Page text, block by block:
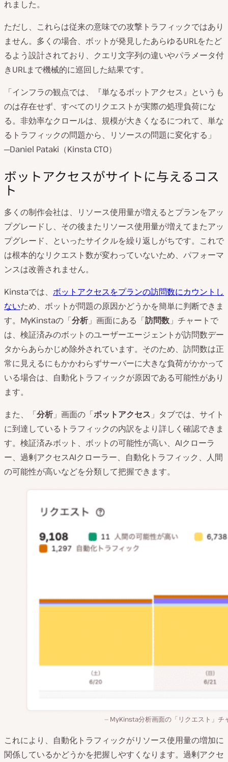
れました。
ただし、これらは従来の意味での攻撃トラフィックではあり
ません。多くの場合、ボットが発見したあらゆるURLをたど
るよう設計されており、クエリ文字列の違いやパラメータ付
きURLまで機械的に巡回した結果です。
「インフラの観点では、『単なるボットアクセス』というも
のは存在せず、すべてのリクエストが実際の処理負荷にな
る。非効率なクロールは、規模が大きくなるにつれて、単な
るトラフィックの問題から、リソースの問題に変化する」
─Daniel Pataki（Kinsta CTO）
ボットアクセスがサイトに与えるコス
ト
多くの制作会社は、リソース使用量が増えるとプランをアッ
プグレードし、その後またリソース使用量が増えてまたアッ
プグレード、といったサイクルを繰り返しがちです。これで
は根本的なリクエスト数が変わっていないため、パフォーマ
ンスは改善されません。
Kinstaでは、 ボットアクセスをプランの訪問数にカウントし
ないため、ボットが問題の原因かどうかを簡単に判断できま
す。MyKinstaの「分析 」画面にある「訪問数 」チャートで
は、検証済みのボットのユーザーエージェントが訪問数デー
タからあらかじめ除外されています。そのため、訪問数は正
常に見えるにもかかわらずサーバーに大きな負荷がかかって
いる場合は、自動化トラフィックが原因である可能性があり
ます。
また、「分析 」画面の「ボットアクセス 」タブでは、サイト
に到達しているトラフィックの内訳をより詳しく確認できま
す。検証済みボット、ボットの可能性が高い、AIクローラ
ー、過剰アクセスAIクローラー、自動化トラフィック、人間
の可能性が高いなどを分類して把握できます。
MyKinsta分析画面の「リクエスト」チ
これにより、自動化トラフィックがリソース使用量の増加に
関係しているかどうかを把握しやすくなります。過剰アクセ